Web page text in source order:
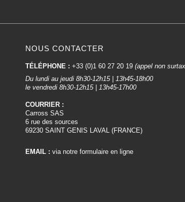
NOUS CONTACTER
TÉLÉPHONE : +33 (0)1 60 27 20 19 (appel non
Du lundi au jeudi 8h30-12h15 | 13h45-18h00
le vendredi 8h30-12h15 | 13h45-17h00
COURRIER :
Carross SAS
6 rue des sources
69230 SAINT GENIS LAVAL (FRANCE)
EMAIL : via notre formulaire en ligne